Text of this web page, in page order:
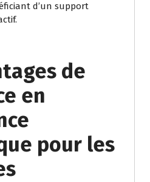
d’un support
de
en
pour les